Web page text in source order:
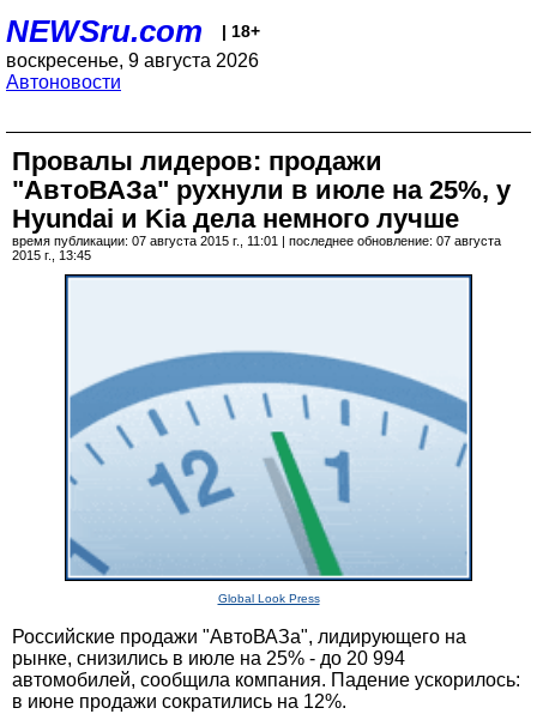
NEWSru.com | 18+
воскресенье, 9 августа 2026
Автоновости
Провалы лидеров: продажи
"АвтоВАЗа" рухнули в июле на 25%, у
Hyundai и Kia дела немного лучше
время публикации: 07 августа 2015 г., 11:01 | последнее обновление: 07 августа
2015 г., 13:45
Global Look Press
Российские продажи "АвтоВАЗа", лидирующего на
рынке, снизились в июле на 25% - до 20 994
автомобилей, сообщила компания. Падение ускорилось:
в июне продажи сократились на 12%.